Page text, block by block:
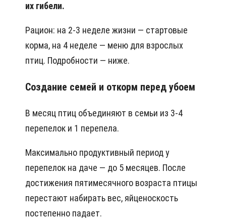
их гибели.
Рацион: на 2-3 неделе жизни — стартовые
корма, на 4 неделе — меню для взрослых
птиц. Подробности — ниже.
Создание семей и откорм перед убоем
В месяц птиц объединяют в семьи из 3-4
перепелок и 1 перепела.
Максимально продуктивный период у
перепелок на даче — до 5 месяцев. После
достижения пятимесячного возраста птицы
перестают набирать вес, яйценоскость
постепенно падает.